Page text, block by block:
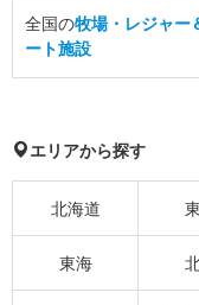
全国の牧場・レジャー
ート施設
エリアから探す
北海道
東海